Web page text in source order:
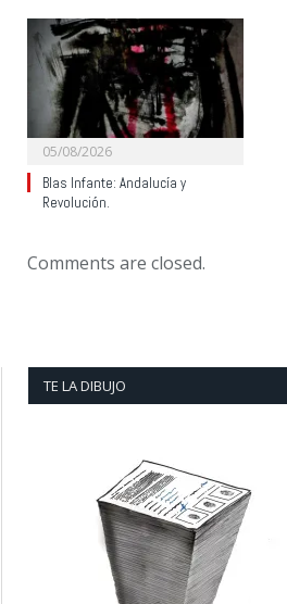
05/08/2026
Blas Infante: Andalucía y
Revolución.
Comments are closed.
TE LA DIBUJO